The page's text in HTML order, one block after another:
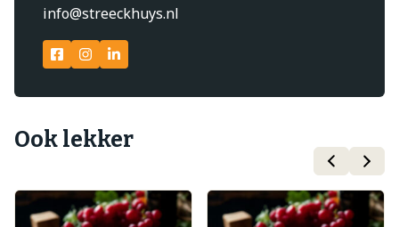
info@streeckhuys.nl
Ook lekker